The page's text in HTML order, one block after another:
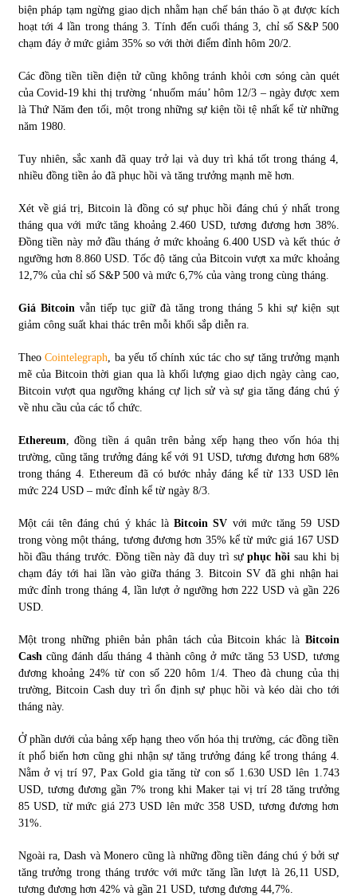
Phân tích giá tiền điện tử sau ngày thị trường lập kỷ lục
vốn hóa
09/11/2021
Chứng khoán ngày 12/10/2021: Top 10 cổ phiếu nổi bật
13/10/2021
Top 10 xe bán chạy nhất tháng 9/2021
13/10/2021
biện pháp tạm ngừng giao dịch nhằm hạn chế bán tháo ồ ạt được kích
hoạt tới 4 lần trong tháng 3. Tính đến cuối tháng 3, chỉ số S&P 500
chạm đáy ở mức giảm 35% so với thời điểm đỉnh hôm 20/2.
Các đồng tiền tiền điện tử cũng không tránh khỏi cơn sóng càn quét
của Covid-19 khi thị trường ‘nhuốm máu’ hôm 12/3 – ngày được xem
là Thứ Năm đen tối, một trong những sự kiện tồi tệ nhất kể từ những
năm 1980.
Tuy nhiên, sắc xanh đã quay trở lại và duy trì khá tốt trong tháng 4,
nhiều đồng tiền ảo đã phục hồi và tăng trưởng mạnh mẽ hơn.
Xét về giá trị, Bitcoin là đồng có sự phục hồi đáng chú ý nhất trong
tháng qua với mức tăng khoảng 2.460 USD, tương đương hơn 38%.
Đồng tiền này mở đầu tháng ở mức khoảng 6.400 USD và kết thúc ở
ngưỡng hơn 8.860 USD. Tốc độ tăng của Bitcoin vượt xa mức khoảng
12,7% của chỉ số S&P 500 và mức 6,7% của vàng trong cùng tháng.
Giá Bitcoin vẫn tiếp tục giữ đà tăng trong tháng 5 khi sự kiện sụt
giảm công suất khai thác trên mỗi khối sắp diễn ra.
Theo Cointelegraph , ba yếu tố chính xúc tác cho sự tăng trưởng mạnh
mẽ của Bitcoin thời gian qua là khối lượng giao dịch ngày càng cao,
Bitcoin vượt qua ngưỡng kháng cự lịch sử và sự gia tăng đáng chú ý
về nhu cầu của các tổ chức.
Ethereum , đồng tiền á quân trên bảng xếp hạng theo vốn hóa thị
trường, cũng tăng trưởng đáng kể với 91 USD, tương đương hơn 68%
trong tháng 4. Ethereum đã có bước nhảy đáng kể từ 133 USD lên
mức 224 USD – mức đỉnh kể từ ngày 8/3.
Một cái tên đáng chú ý khác làBitcoin SV với mức tăng 59 USD
trong vòng một tháng, tương đương hơn 35% kể từ mức giá 167 USD
hồi đầu tháng trước. Đồng tiền này đã duy trì sựphục hồi sau khi bị
chạm đáy tới hai lần vào giữa tháng 3. Bitcoin SV đã ghi nhận hai
mức đỉnh trong tháng 4, lần lượt ở ngưỡng hơn 222 USD và gần 226
USD.
Một trong những phiên bản phân tách của Bitcoin khác là Bitcoin
Cash cũng đánh dấu tháng 4 thành công ở mức tăng 53 USD, tương
đương khoảng 24% từ con số 220 hôm 1/4. Theo đà chung của thị
trường, Bitcoin Cash duy trì ổn định sự phục hồi và kéo dài cho tới
tháng này.
Ở phần dưới của bảng xếp hạng theo vốn hóa thị trường, các đồng tiền
ít phổ biến hơn cũng ghi nhận sự tăng trưởng đáng kể trong tháng 4.
Nằm ở vị trí 97, Pax Gold gia tăng từ con số 1.630 USD lên 1.743
USD, tương đương gần 7% trong khi Maker tại vị trí 28 tăng trưởng
85 USD, từ mức giá 273 USD lên mức 358 USD, tương đương hơn
31%.
Ngoài ra, Dash và Monero cũng là những đồng tiền đáng chú ý bởi sự
tăng trưởng trong tháng trước với mức tăng lần lượt là 26,11 USD,
tương đương hơn 42% và gần 21 USD, tương đương 44,7%.